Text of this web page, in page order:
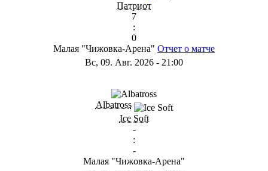
Патриот
7
:
0
Малая "Чижовка-Арена" Отчет о матче
Вс, 09. Авг. 2026 - 21:00
Albatross
Ice Soft
-
:
-
Малая "Чижовка-Арена"